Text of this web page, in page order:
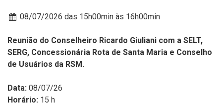
Data:
08/07/2026 das 15h00min às 16h00min
Reunião do Conselheiro Ricardo Giuliani com a SELT,
SERG, Concessionária Rota de Santa Maria e Conselho
de Usuários da RSM.
Data: 08/07/26
Horário: 15 h